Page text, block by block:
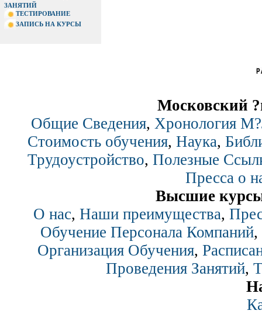
ЗАНЯТИЙ
ТЕСТИРОВАНИЕ
ЗАПИСЬ НА КУРСЫ
Московский
Общие Сведения, Хронология
Стоимость обучения, Наука,
Трудоустройство, Полезные
Пресса о
Высшие
О нас, Наши преимущества,
Обучение Персонала Компаний,
Организация Обучения,
Проведения Занятий,